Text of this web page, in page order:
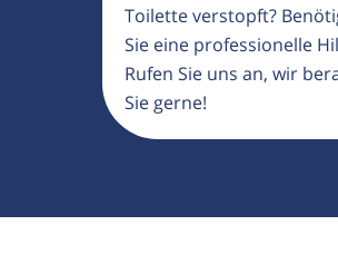
Toilette verstopft?
Sie eine professionelle
Rufen Sie uns an, wir
Sie gerne!